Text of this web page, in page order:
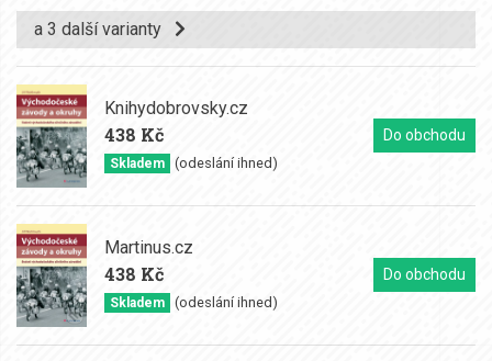
a 3 další varianty
Knihydobrovsky.cz
438 Kč
Skladem (odeslání ihned)
Do obchodu
Martinus.cz
438 Kč
Skladem (odeslání ihned)
Do obchodu